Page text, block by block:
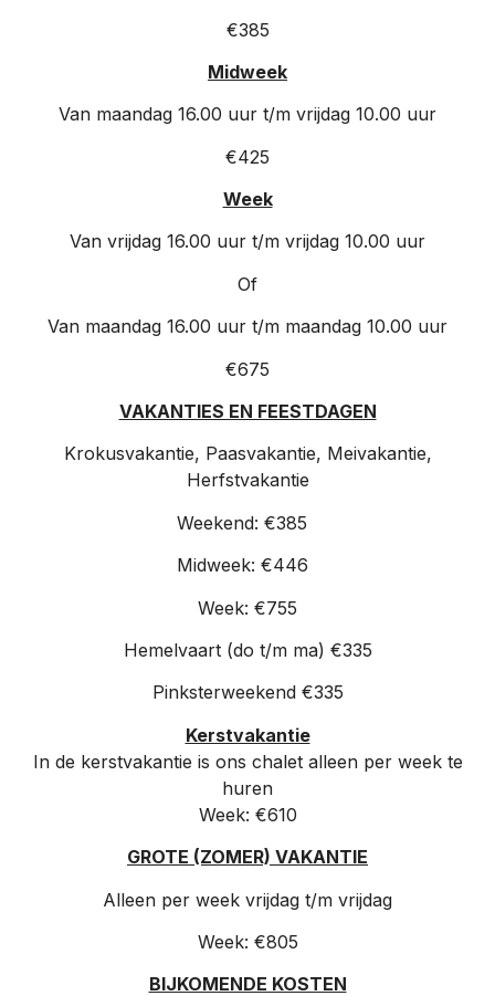
€385
Midweek
Van maandag 16.00 uur t/m vrijdag 10.00 uur
€425
Week
Van vrijdag 16.00 uur t/m vrijdag 10.00 uur
Of
Van maandag 16.00 uur t/m maandag 10.00 uur
€675
VAKANTIES EN FEESTDAGEN
Krokusvakantie, Paasvakantie, Meivakantie,
Herfstvakantie
Weekend: €385
Midweek: €446
Week: €755
Hemelvaart (do t/m ma) €335
Pinksterweekend €335
Kerstvakantie
In de kerstvakantie is ons chalet alleen per week te
huren
Week: €610
GROTE (ZOMER) VAKANTIE
Alleen per week vrijdag t/m vrijdag
Week: €805
BIJKOMENDE KOSTEN